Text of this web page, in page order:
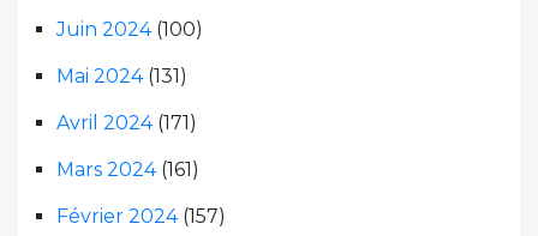
Juin 2024(100)
Mai 2024(131)
Avril 2024(171)
Mars 2024(161)
Février 2024(157)